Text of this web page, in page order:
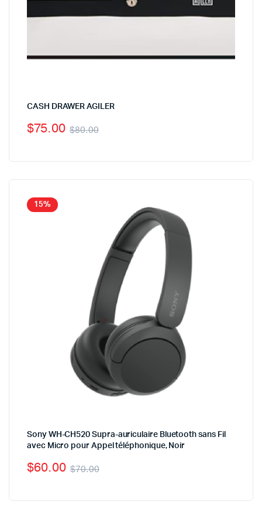
CASH DRAWER AGILER
$80.00
$75.00
15%
Sony WH-CH520 Supra-auriculaire Bluetooth sans Fil
avec Micro pour Appel téléphonique, Noir
$70.00
$60.00